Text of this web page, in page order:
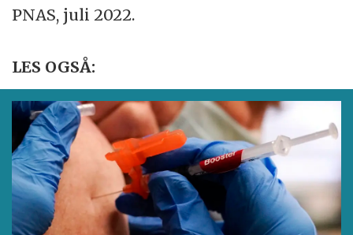
PNAS, juli 2022.
LES OGSÅ: